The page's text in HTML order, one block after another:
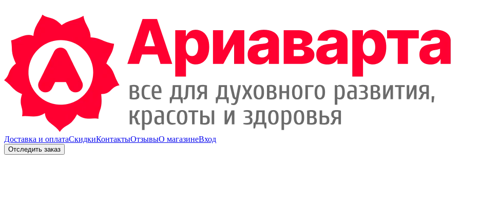
Доставка и оплатаСкидкиКонтактыОтзывыО магазинеВход
Отследить заказ